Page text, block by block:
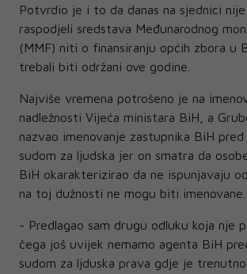
Potvrdio je i to da danas na sjednici
raspodjeli sredstava Međunarodnog
(MMF) niti o finansiranju općih zbora u
trebali biti održani ove godine.
Najviše vremena potrošeno je na
nadležnosti Vijeća ministara BiH, a
nazvao imenovanje zastupnika BiH
sudom za ljudska jer on smatra da
BiH okarakterizirao da ne ispunjavaju
na toj dužnosti ne mogu biti imenovane.
- Predlagao sam drugu odluku koja nje
čega još uvijek nemamo agenta BiH
sudom za ljduska prava gdje je